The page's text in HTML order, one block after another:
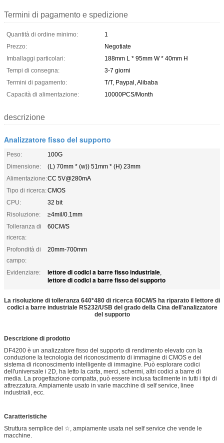
Termini di pagamento e spedizione
Quantità di ordine minimo:
1
Prezzo:
Negotiate
Imballaggi particolari:
188mm L * 95mm W * 40mm H
Tempi di consegna:
3-7 giorni
Termini di pagamento:
T/T, Paypal, Alibaba
Capacità di alimentazione:
10000PCS/Month
descrizione
Analizzatore fisso del supporto
Peso:
100G
Dimensione:
(L) 70mm * (w)) 51mm * (H) 23mm
Alimentazione:CC 5V@280mA
Tipo di ricerca:CMOS
CPU:
32 bit
Risoluzione:
≥4mil/0.1mm
Tolleranza di
ricerca:
60CM/S
Profondità di
campo:
20mm-700mm
Evidenziare: lettore di codici a barre fisso industriale,
lettore di codici a barre fisso del supporto
La risoluzione di tolleranza 640*480 di ricerca 60CM/S ha riparato il lettore di
codici a barre industriale RS232/USB del grado della Cina dell'analizzatore
del supporto
Descrizione di prodotto
DF4200 è un analizzatore fisso del supporto di rendimento elevato con la
conduzione la tecnologia del riconoscimento di immagine di CMOS e del
sistema di riconoscimento intelligente di immagine. Può esplorare codici
dell'universale i 2D, ha letto la carta, merci, schermi, altri codici a barre di
media. La progettazione compatta, può essere inclusa facilmente in tutti i tipi di
attrezzatura. Ampiamente usato in varie macchine di self service, linee
industriali, ecc.
Caratteristiche
Struttura semplice del ☆, ampiamente usata nel self service che vende le
macchine.